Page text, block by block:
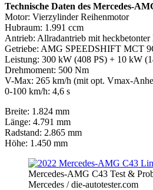
Technische Daten des Mercedes-
Motor: Vierzylinder Reihenmotor
Hubraum: 1.991 ccm
Antrieb: Allradantrieb mit
Getriebe: AMG SPEEDSHIFT MCT
Leistung: 300 kW (408 PS) + 10 kW
Drehmoment: 500 Nm
V-Max: 265 km/h (mit opt. Vmax-
0-100 km/h: 4,6 s
Breite: 1.824 mm
Länge: 4.791 mm
Radstand: 2.865 mm
Höhe: 1.450 mm
Mercedes-AMG C43 Test &
Mercedes / die-autotester.com